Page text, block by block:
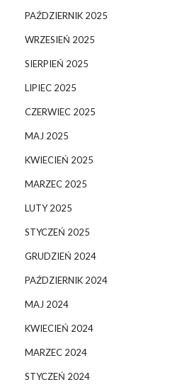
PAŹDZIERNIK 2025
WRZESIEŃ 2025
SIERPIEŃ 2025
LIPIEC 2025
CZERWIEC 2025
MAJ 2025
KWIECIEŃ 2025
MARZEC 2025
LUTY 2025
STYCZEŃ 2025
GRUDZIEŃ 2024
PAŹDZIERNIK 2024
MAJ 2024
KWIECIEŃ 2024
MARZEC 2024
STYCZEŃ 2024